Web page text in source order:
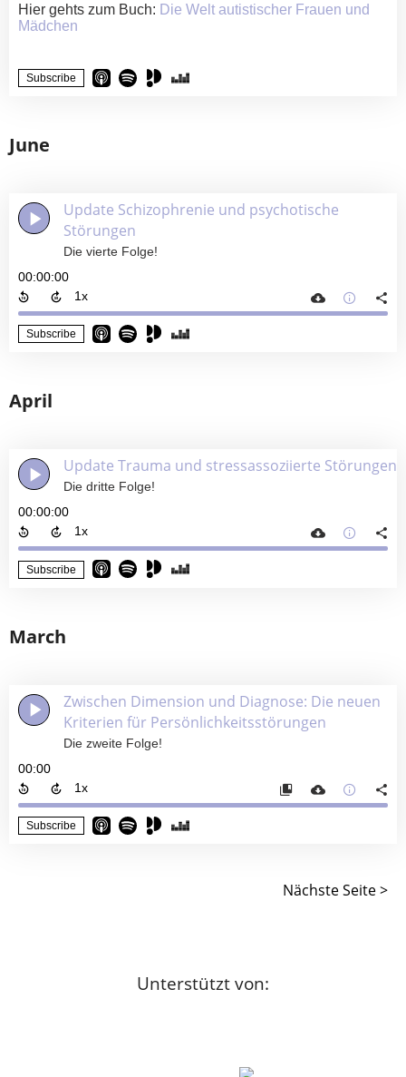
Hier gehts zum Buch: Die Welt autistischer Frauen und
Mädchen
Subscribe
June
Update Schizophrenie und psychotische
Störungen
Die vierte Folge!
00:00:00
Subscribe
April
Update Trauma und stressassoziierte Störungen
Die dritte Folge!
00:00:00
Subscribe
March
Zwischen Dimension und Diagnose: Die neuen
Kriterien für Persönlichkeitsstörungen
Die zweite Folge!
00:00
Subscribe
Nächste Seite >
Unterstützt von: